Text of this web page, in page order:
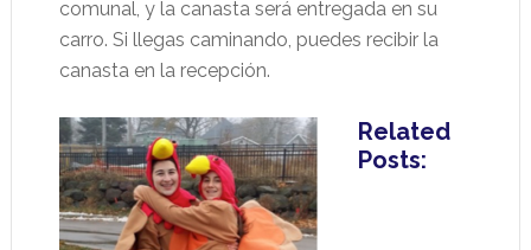
comunal, y la canasta será entregada en su
carro. Si llegas caminando, puedes recibir la
canasta en la recepción.
Related
Posts: